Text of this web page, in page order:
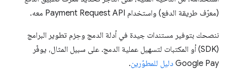
(معرّف طريقة الدفع) واستخدام Payment Request API معه.
ننصحك بتوفير مستندات جيدة في أدلة الدمج وحِزم تطوير البرامج
(SDK) أو المكتبات لتسهيل عملية الدمج. على سبيل المثال، يوفّر
Google Pay دليل للمطوّرين.